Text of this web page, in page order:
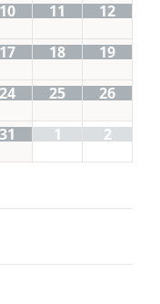
10 11 12
17 18 19
24 25 26
31 1 2